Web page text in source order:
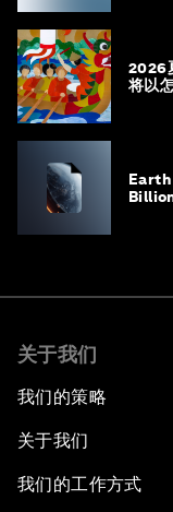
2026
将以
关于我们
我们的策略
关于我们
我们的工作方式